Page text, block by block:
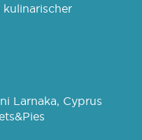
Larnaka, Cyprus